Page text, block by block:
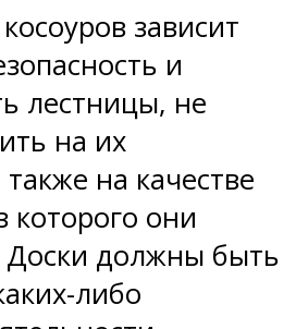
зависит
и
лестницы, не
на их
на качестве
которого они
Доски должны быть
либо